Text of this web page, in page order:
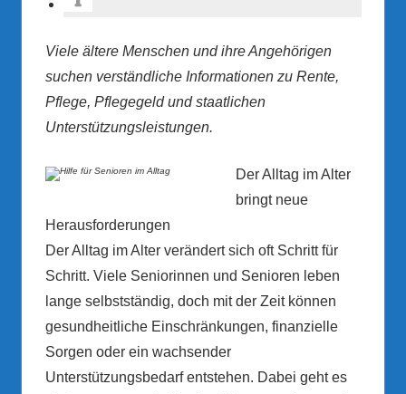
Viele ältere Menschen und ihre Angehörigen
suchen verständliche Informationen zu Rente,
Pflege, Pflegegeld und staatlichen
Unterstützungsleistungen.
Der Alltag im Alter
bringt neue
Herausforderungen
Der Alltag im Alter verändert sich oft Schritt für
Schritt. Viele Seniorinnen und Senioren leben
lange selbstständig, doch mit der Zeit können
gesundheitliche Einschränkungen, finanzielle
Sorgen oder ein wachsender
Unterstützungsbedarf entstehen. Dabei geht es